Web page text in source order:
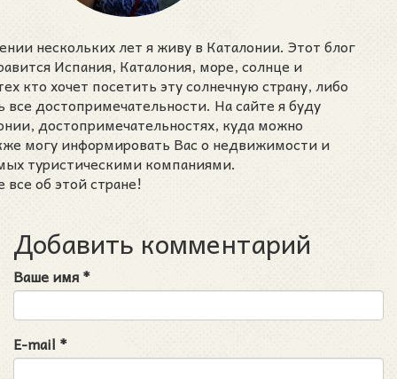
нескольких лет я живу в Каталонии. Этот блог
Испания, Каталония, море, солнце и
кто хочет посетить эту солнечную страну, либо
достопримечательности. На сайте я буду
достопримечательностях, куда можно
могу информировать Вас о недвижимости и
туристическими компаниями.
об этой стране!
Добавить комментарий
Ваше имя*
E-mail *